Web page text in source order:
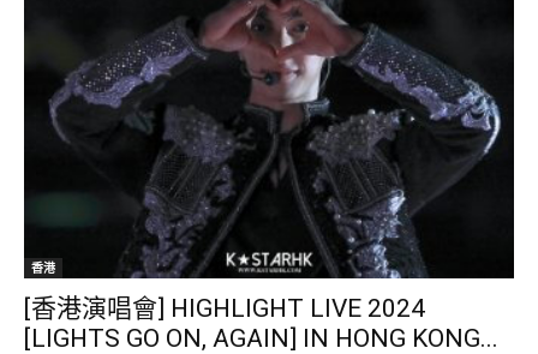
香港
[香港演唱會] HIGHLIGHT LIVE 2024
[LIGHTS GO ON, AGAIN] IN HONG KONG...